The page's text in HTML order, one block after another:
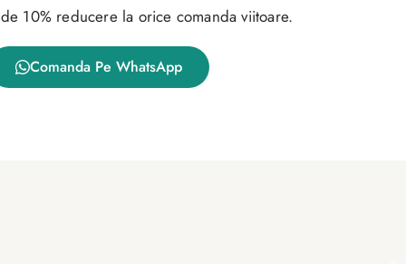
10% reducere la orice comanda viitoare.
Comanda Pe WhatsApp